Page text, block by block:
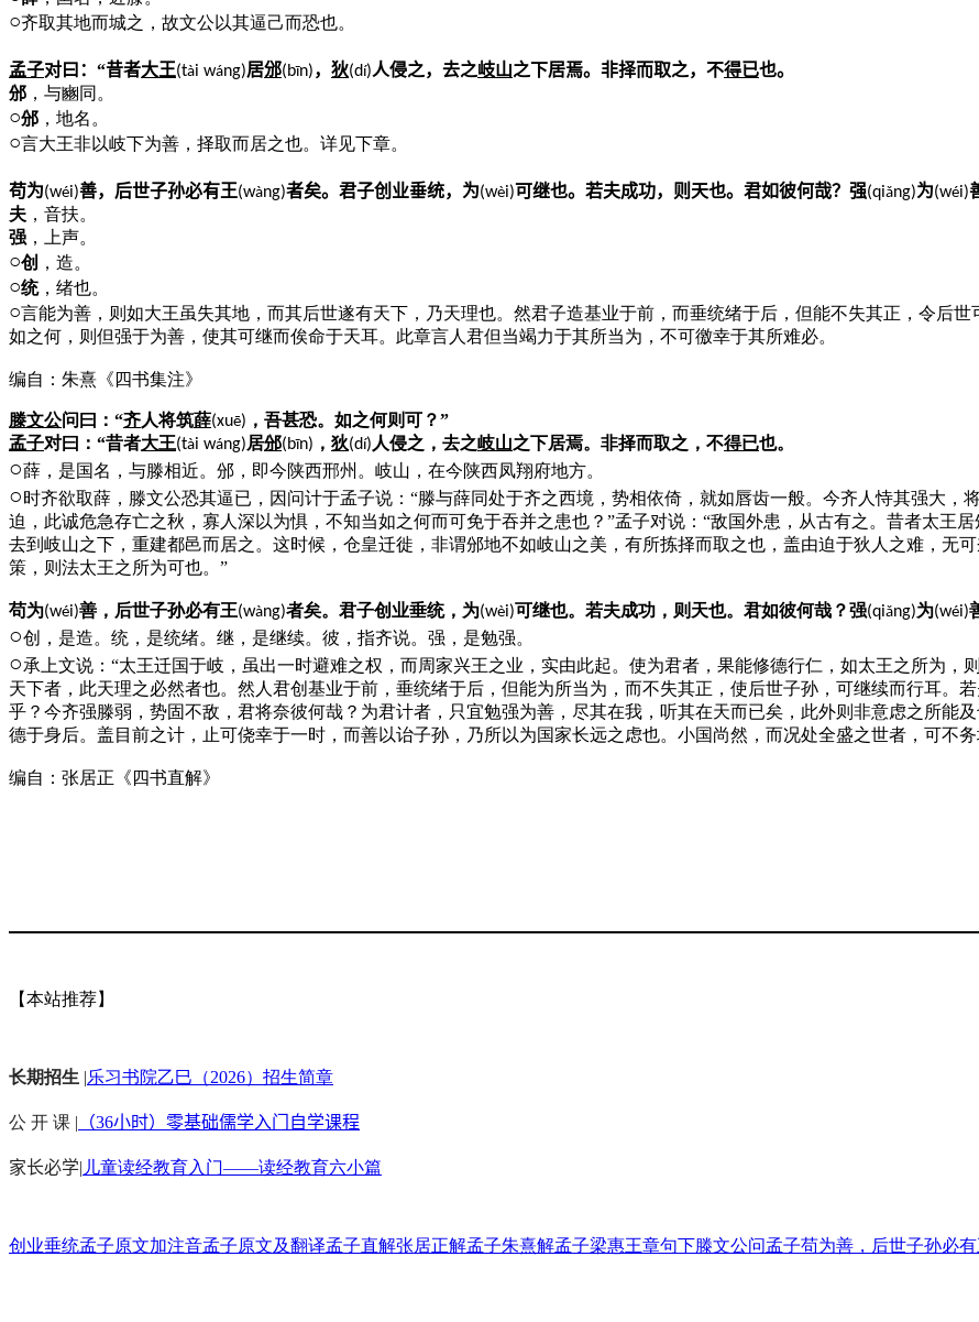
○齐取其地而城之，故文公以其逼己而恐也。
孟子对曰：“昔者大王(tài wáng)居邠(bīn)， 狄(dí)人侵之，去之岐山之下居焉。非择而取之，不得已也。
邠 ，与豳同。
○邠 ，地名。
○言大王非以岐下为善，择取而居之也。详见下章。
苟为(wéi)善，后世子孙必有王(wàng)者矣。君子创业垂统，为(wèi)可继也。若夫成功，则天也。君如彼何哉？强(qiǎng)为(wéi)
夫 ，音扶。
强 ，上声。
○创 ，造。
○统，绪也。
○言能为善，则如大王虽失其地，而其后世遂有天下，乃天理也。然君子造基业于前，而垂统绪于后，但能不失其正，令后
如之何，则但强于为善，使其可继而俟命于天耳。此章言人君但当竭力于其所当为，不可徼幸于其所难必。
编自：朱熹《四书集注》
滕文公问曰：“齐人将筑薛(xuē) ，吾甚恐。如之何则可？”
孟子对曰：“昔者大王(tài wáng)居邠(bīn) ， 狄(dí) 人侵之，去之岐山之下居焉。非择而取之，不得已也。
○薛，是国名，与滕相近。邠，即今陕西邢州。岐山，在今陕西凤翔府地方。
○时齐欲取薛，滕文公恐其逼已，因问计于孟子说：“滕与薛同处于齐之西境，势相依倚，就如唇齿一般。今齐人恃其强大，
迫，此诚危急存亡之秋，寡人深以为惧，不知当如之何而可免于吞并之患也？”孟子对说：“敌国外患，从古有之。昔者太王
去到岐山之下，重建都邑而居之。这时候，仓皇迁徙，非谓邠地不如岐山之美，有所拣择而取之也，盖由迫于狄人之难，无
策，则法太王之所为可也。”
苟为(wéi)善，后世子孙必有王(wàng)者矣。君子创业垂统，为(wèi)可继也。若夫成功，则天也。君如彼何哉？强(qiǎng)为(wéi)
○创，是造。统，是统绪。继，是继续。彼，指齐说。强，是勉强。
○承上文说：“太王迁国于岐，虽出一时避难之权，而周家兴王之业，实由此起。使为君者，果能修德行仁，如太王之所为
天下者，此天理之必然者也。然人君创基业于前，垂统绪于后，但能为所当为，而不失其正，使后世子孙，可继续而行耳。
乎？今齐强滕弱，势固不敌，君将奈彼何哉？为君计者，只宜勉强为善，尽其在我，听其在天而已矣，此外则非意虑之所能
德于身后。盖目前之计，止可侥幸于一时，而善以诒子孙，乃所以为国家长远之虑也。小国尚然，而况处全盛之世者，可不务
编自：张居正《四书直解》
【本站推荐】
长期招生 |乐习书院乙巳（2026）招生简章
公 开 课 | （36小时）零基础儒学入门自学课程
家长必学| 儿童读经教育入门——读经教育六小篇
创业垂统孟子原文加注音孟子原文及翻译孟子直解张居正解孟子朱熹解孟子梁惠王章句下滕文公问孟子苟为善，后世子孙必